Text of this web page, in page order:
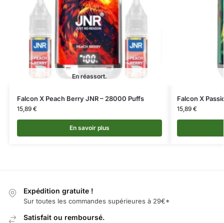
En réassort.
Falcon X Peach Berry JNR – 28000 Puffs
15,89 €
En savoir plus
Falcon X
15,89 €
Expédition gratuite !
Sur toutes les commandes supérieures à 29€*
Satisfait ou remboursé.